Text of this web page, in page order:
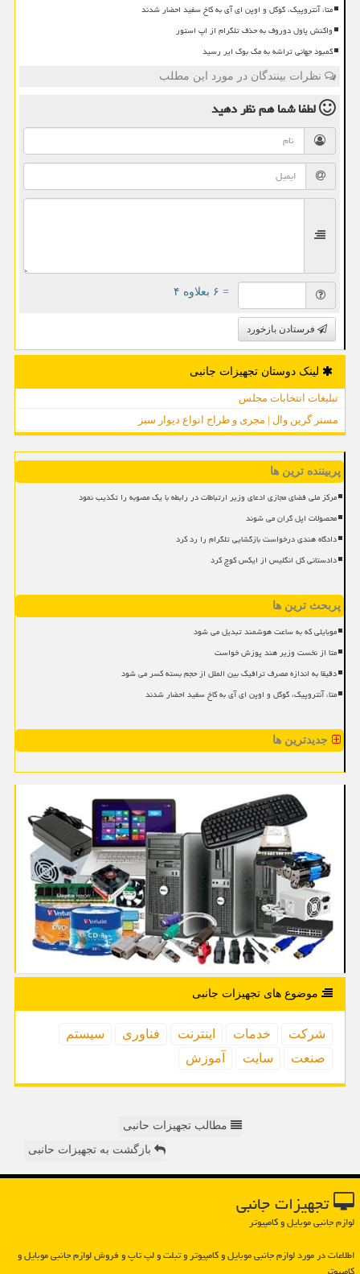
متا، آنتروپیک، گوگل و اوپن ای آی به کاخ سفید احضار شدند
واکنش پاول دوروف به حذف تلگرام از اپ استور
کمبود جهانی تراشه به مک بوک ایر رسید
نظرات بینندگان در مورد این مطلب
لطفا شما همنظر دهید
= ۶ بعلاوه ۴
فرستادن بازخورد
لینک دوستان تجهیزات جانبی
تبلیغات انتخابات مجلس
مستر گرین وال | مجری و طراح انواع دیوار سبز
پربیننده ترین ها
مرکز ملی فضای مجازی ادعای وزیر ارتباطات در رابطه با یک مصوبه را تکذیب نمود
محصولات اپل گران می شوند
دادگاه هندی درخواست بازگشایی تلگرام را رد کرد
دادستانی کل انگلیس از ایکس کوچ کرد
پربحث ترین ها
موبایلی که به ساعت هوشمند تبدیل می شود
متا از نخست وزیر هند پوزش خواست
دقیقا به اندازه مصرف ترافیک بین الملل از حجم بسته کسر می شود
متا، آنتروپیک، گوگل و اوپن ای آی به کاخ سفید احضار شدند
جدیدترین ها
موضوع های تجهیزات جانبی
شركت خدمات اینترنت فناوری
سیستم
صنعت
سایت آموزش
مطالب تجهیزات حانبی
بازگشت به تجهیزات حانبی
تجهیزات جانبی
لوازم جانبی موبایل و کامپیوتر
اطلاعات در مورد لوازم جانبی موبایل و كامپیوتر و تبلت و لپ تاپ و فروش لوازم جانبی موبایل و